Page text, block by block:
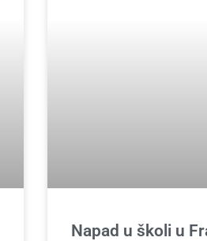
Napad u školi u